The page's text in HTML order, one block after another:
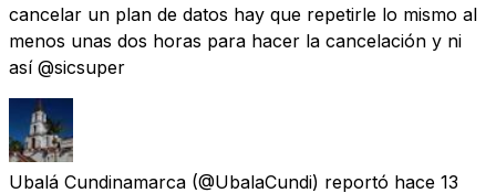
cancelar un plan de datos hay que repetirle lo mismo al
menos unas dos horas para hacer la cancelación y ni
así @sicsuper
Ubalá Cundinamarca (@UbalaCundi) reportó hace 13